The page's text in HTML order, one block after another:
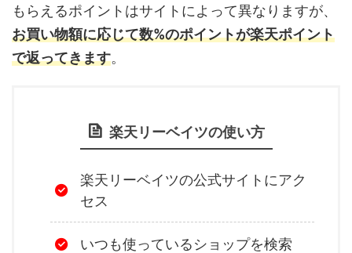
もらえるポイントはサイトによって異なりますが、
お買い物額に応じて数%のポイントが楽天ポイント
で返ってきます。
楽天リーベイツの使い方
楽天リーベイツの公式サイトにアク
セス
いつも使っているショップを検索